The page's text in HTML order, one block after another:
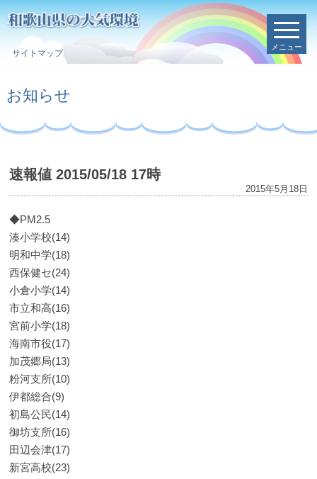
サイトマップ
メニュー
お知らせ
速報値 2015/05/18 17時
2015年5月18日
◆PM2.5
湊小学校(14)
明和中学(18)
西保健セ(24)
小倉小学(14)
市立和高(16)
宮前小学(18)
海南市役(17)
加茂郷局(13)
粉河支所(10)
伊都総合(9)
初島公民(14)
御坊支所(16)
田辺会津(17)
新宮高校(23)